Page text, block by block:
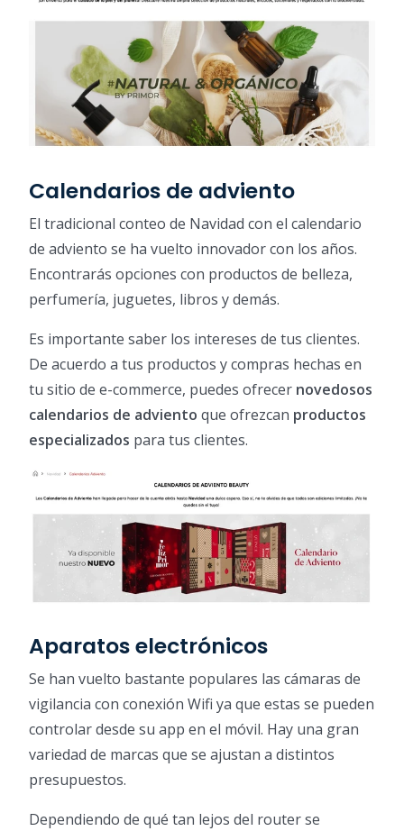
Calendarios de adviento
El tradicional conteo de Navidad con el calendario
de adviento se ha vuelto innovador con los años.
Encontrarás opciones con productos de belleza,
perfumería, juguetes, libros y demás.
Es importante saber los intereses de tus clientes.
De acuerdo a tus productos y compras hechas en
tu sitio de e-commerce, puedes ofrecer novedosos
calendarios de adviento que ofrezcan productos
especializados para tus clientes.
Aparatos electrónicos
Se han vuelto bastante populares las cámaras de
vigilancia con conexión Wifi ya que estas se pueden
controlar desde su app en el móvil. Hay una gran
variedad de marcas que se ajustan a distintos
presupuestos.
Dependiendo de qué tan lejos del router se